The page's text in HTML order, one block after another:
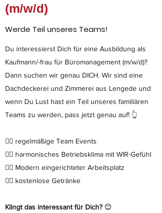
(m/w/d)
Werde Teil unseres Teams!
Du interessierst Dich für eine Ausbildung als
Kaufmann/-frau für Büromanagement (m/w/d)?
Dann suchen wir genau DICH. Wir sind eine
Dachdeckerei und Zimmerei aus Lengede und
wenn Du Lust hast ein Teil unseres familiären
Teams zu werden, pass jetzt genau auf! 👆
👉🏻 regelmäßige Team Events
👉🏻 harmonisches Betriebsklima mit WIR-Gefühl
👉🏻 Modern eingerichteter Arbeitsplatz
👉🏻 kostenlose Getränke
Klingt das interessant für Dich?😊